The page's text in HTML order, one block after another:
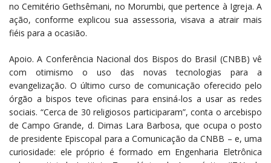
no Cemitério Gethsêmani, no Morumbi, que pertence à Igreja. A
ação, conforme explicou sua assessoria, visava a atrair mais
fiéis para a ocasião.
Apoio. A Conferência Nacional dos Bispos do Brasil (CNBB) vê
com otimismo o uso das novas tecnologias para a
evangelização. O último curso de comunicação oferecido pelo
órgão a bispos teve oficinas para ensiná-los a usar as redes
sociais. “Cerca de 30 religiosos participaram”, conta o arcebispo
de Campo Grande, d. Dimas Lara Barbosa, que ocupa o posto
de presidente Episcopal para a Comunicação da CNBB – e, uma
curiosidade: ele próprio é formado em Engenharia Eletrônica